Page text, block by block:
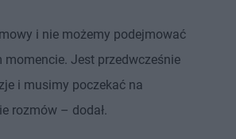
i nie możemy podejmować
momencie. Jest przedwcześnie
i musimy poczekać na
rozmów – dodał.